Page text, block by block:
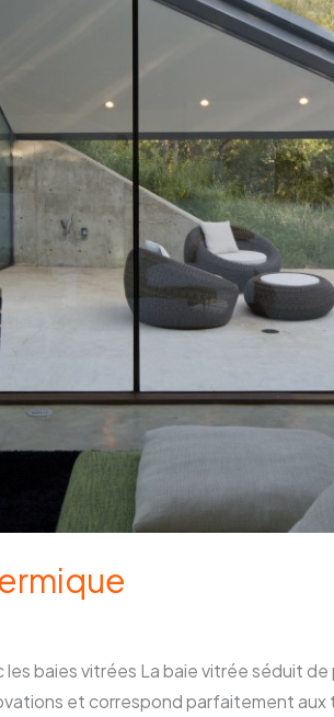
baies vitrées La baie vitrée séduit de
et correspond parfaitement